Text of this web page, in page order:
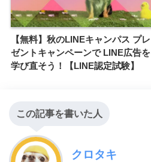
【無料】秋のLINEキャンパス プレ
ゼントキャンペーンで LINE広告を
学び直そう！【LINE認定試験】
この記事を書いた人
クロタキ